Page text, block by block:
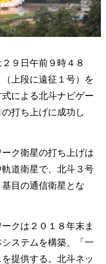
９日午前９時４８
上段に遠征１号）を
による北斗ナビゲー
打ち上げに成功し
ク衛星の打ち上げは
道衛星で、北斗３号
目の通信衛星とな
クは２０１８年末ま
ステムを構築、「一
提供する。北斗ネッ